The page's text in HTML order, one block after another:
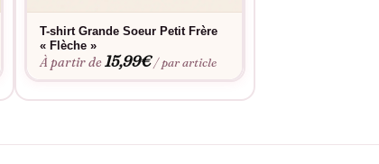
T-shirt Grande Soeur Petit Frère
« Flèche »
À partir de15,99€ / par article